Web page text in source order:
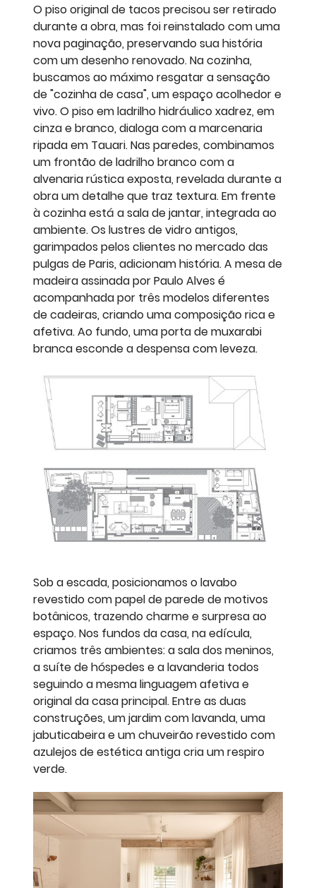
O piso original de tacos precisou ser retirado
durante a obra, mas foi reinstalado com uma
nova paginação, preservando sua história
com um desenho renovado. Na cozinha,
buscamos ao máximo resgatar a sensação
de "cozinha de casa", um espaço acolhedor e
vivo. O piso em ladrilho hidráulico xadrez, em
cinza e branco, dialoga com a marcenaria
ripada em Tauari. Nas paredes, combinamos
um frontão de ladrilho branco com a
alvenaria rústica exposta, revelada durante a
obra um detalhe que traz textura. Em frente
à cozinha está a sala de jantar, integrada ao
ambiente. Os lustres de vidro antigos,
garimpados pelos clientes no mercado das
pulgas de Paris, adicionam história. A mesa de
madeira assinada por Paulo Alves é
acompanhada por três modelos diferentes
de cadeiras, criando uma composição rica e
afetiva. Ao fundo, uma porta de muxarabi
branca esconde a despensa com leveza.
Sob a escada, posicionamos o lavabo
revestido com papel de parede de motivos
botânicos, trazendo charme e surpresa ao
espaço. Nos fundos da casa, na edícula,
criamos três ambientes: a sala dos meninos,
a suíte de hóspedes e a lavanderia todos
seguindo a mesma linguagem afetiva e
original da casa principal. Entre as duas
construções, um jardim com lavanda, uma
jabuticabeira e um chuveirão revestido com
azulejos de estética antiga cria um respiro
verde.